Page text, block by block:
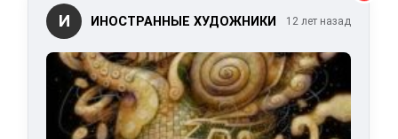
И ИНОСТРАННЫЕ ХУДОЖНИКИ 12 лет назад